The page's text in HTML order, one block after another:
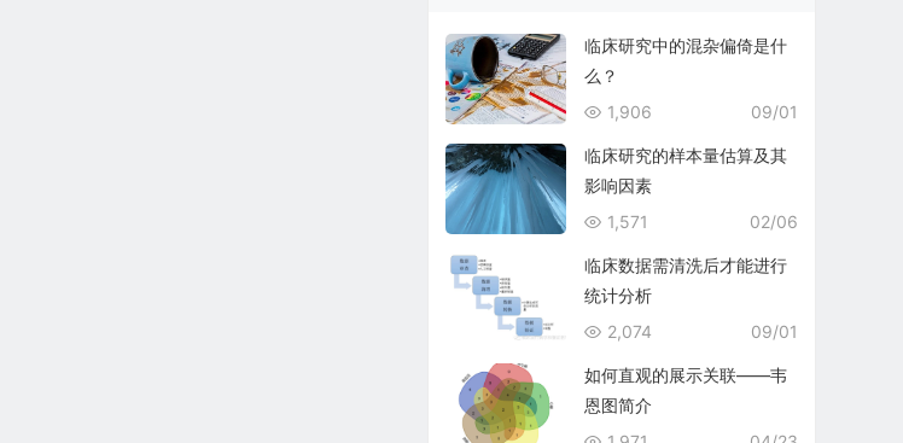
临床研究中的混杂偏倚是什
么？
09/01
1,906
临床研究的样本量估算及其
影响因素
02/06
1,571
临床数据需清洗后才能进行
统计分析
09/01
2,074
如何直观的展示关联——韦
恩图简介